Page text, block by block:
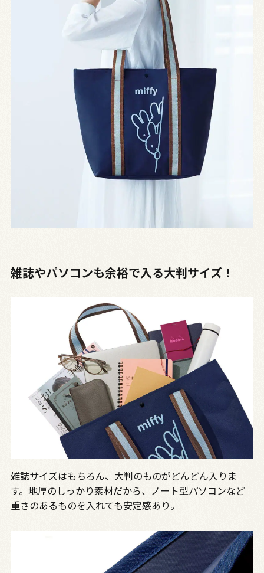
雑誌やパソコンも余裕で入る大判サイズ！
雑誌サイズはもちろん、大判のものがどんどん入りま
す。地厚のしっかり素材だから、ノート型パソコンなど
重さのあるものを入れても安定感あり。